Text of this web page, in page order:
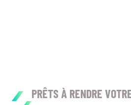
PRÊTS À RENDRE